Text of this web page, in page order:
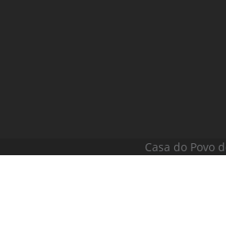
Casa do Povo